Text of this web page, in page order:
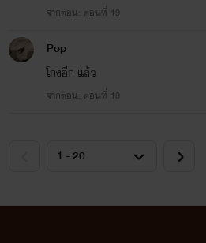
จากตอน: ตอนที่ 19
Pop
โกงอีก แล้ว
จากตอน: ตอนที่ 18